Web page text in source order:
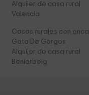
Alquiler de casa rural
Valencia
Casas rurales con
Gata De Gorgos
Alquiler de casa rural
Beniarbeig